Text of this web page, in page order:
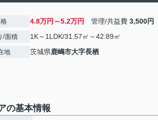
4.8万円～5.2万円 管理/共益費 3,500円
/面積 1K～1LDK/31.57㎡～42.89㎡
地 茨城県鹿嶋市大字長栖
の基本情報